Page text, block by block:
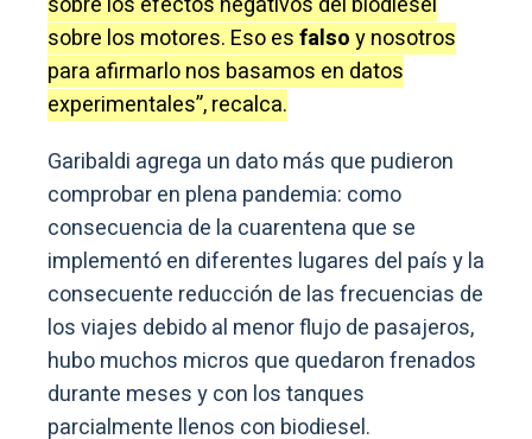
sobre los motores. Eso esfalsoy nosotros
para afirmarlo nos basamos en datos
experimentales”, recalca.
Garibaldi agrega un dato más que pudieron
comprobar en plena pandemia: como
consecuencia de la cuarentena que se
implementó en diferentes lugares del país y la
consecuente reducción de las frecuencias de
los viajes debido al menor flujo de pasajeros,
hubo muchos micros que quedaron frenados
durante meses y con los tanques
parcialmente llenos con biodiesel.